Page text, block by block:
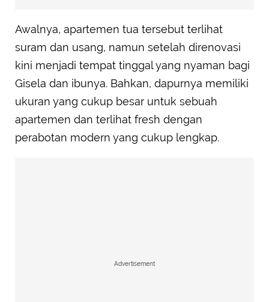
Awalnya, apartemen tua tersebut terlihat
suram dan usang, namun setelah direnovasi
kini menjadi tempat tinggal yang nyaman bagi
Gisela dan ibunya. Bahkan, dapurnya memiliki
ukuran yang cukup besar untuk sebuah
apartemen dan terlihat fresh dengan
perabotan modern yang cukup lengkap.
Advertisement